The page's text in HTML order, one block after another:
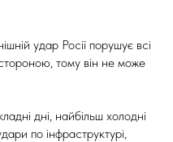
удар Росії порушує всі
тому він не може
дні, найбільш холодні
по інфраструктурі,